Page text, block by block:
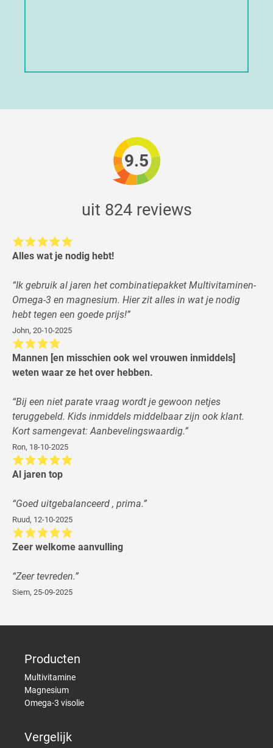
9.5
uit 824 reviews
Alles wat je nodig hebt!
“Ik gebruik al jaren het combinatiepakket Multivitaminen-
Omega-3 en magnesium. Hier zit alles in wat je nodig
hebt tegen een goede prijs!”
John, 20-10-2025
Mannen [en misschien ook wel vrouwen inmiddels]
weten waar ze het over hebben.
“Bij een niet parate vraag wordt je gewoon netjes
teruggebeld. Kids inmiddels middelbaar zijn ook klant.
Kort samengevat: Aanbevelingswaardig.”
Ron, 18-10-2025
Al jaren top
“Goed uitgebalanceerd , prima.”
Ruud, 12-10-2025
Zeer welkome aanvulling
“Zeer tevreden.”
Siem, 25-09-2025
Producten
Multivitamine
Magnesium
Omega-3 visolie
Vergelijk